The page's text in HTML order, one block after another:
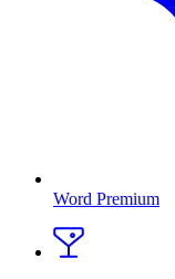
Word Premium